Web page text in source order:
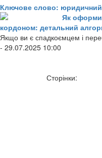
Ключове слово:
Як
кордоном: детальний
Якщо ви є спадкоємцем і
- 29.07.2025 10:00
Сторінки: